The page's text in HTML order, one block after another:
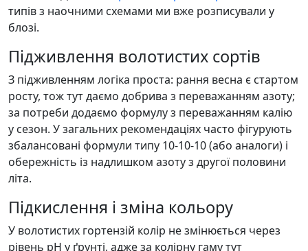
типів з наочними схемами ми вже розписували у
блозі.
Підживлення волотистих сортів
З підживленням логіка проста: рання весна є стартом
росту, тож тут даємо добрива з переважанням азоту;
за потреби додаємо формулу з переважанням калію
у сезон. У загальних рекомендаціях часто фігурують
збалансовані формули типу 10-10-10 (або аналоги) і
обережність із надлишком азоту з другої половини
літа.
Підкислення і зміна кольору
У волотистих гортензій колір не змінюється через
рівень pH у ґрунті, адже за колірну гаму тут